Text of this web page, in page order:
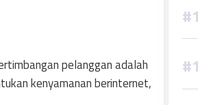
pelanggan adalah
kenyamanan berinternet,